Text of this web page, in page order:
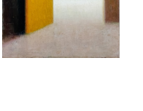
挑选颜色的呢？对于工作室
塞尚的工作室，令我印象
的灰色。他曾多次重复涂